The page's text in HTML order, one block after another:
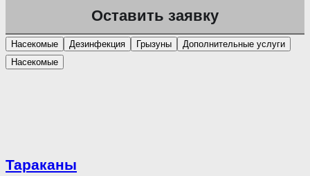
Насекомые Дезинфекция Грызуны
Дополнительные услуги
Насекомые
Тараканы